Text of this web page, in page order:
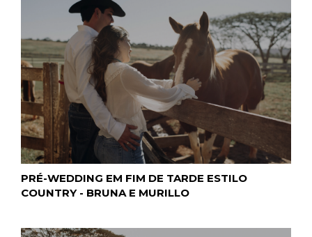
PRÉ-WEDDING EM FIM DE TARDE ESTILO
COUNTRY - BRUNA E MURILLO